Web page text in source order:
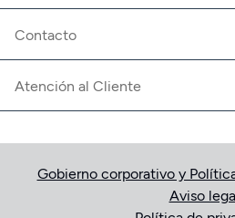
Fundación CBNK
Contacto
Atención al Cliente
Gobierno corporativo y
Aviso